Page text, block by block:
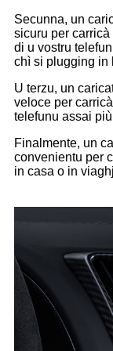
Secunna, un
sicuru per
di u vostru
chì si plugging in
U terzu, un
veloce per
telefunu assai
Finalmente, un
convenientu per
in casa o in